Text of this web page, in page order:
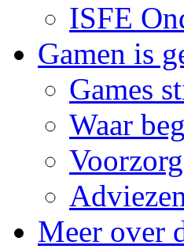
ISFE
Gamen is
Games
Waar
Meer over